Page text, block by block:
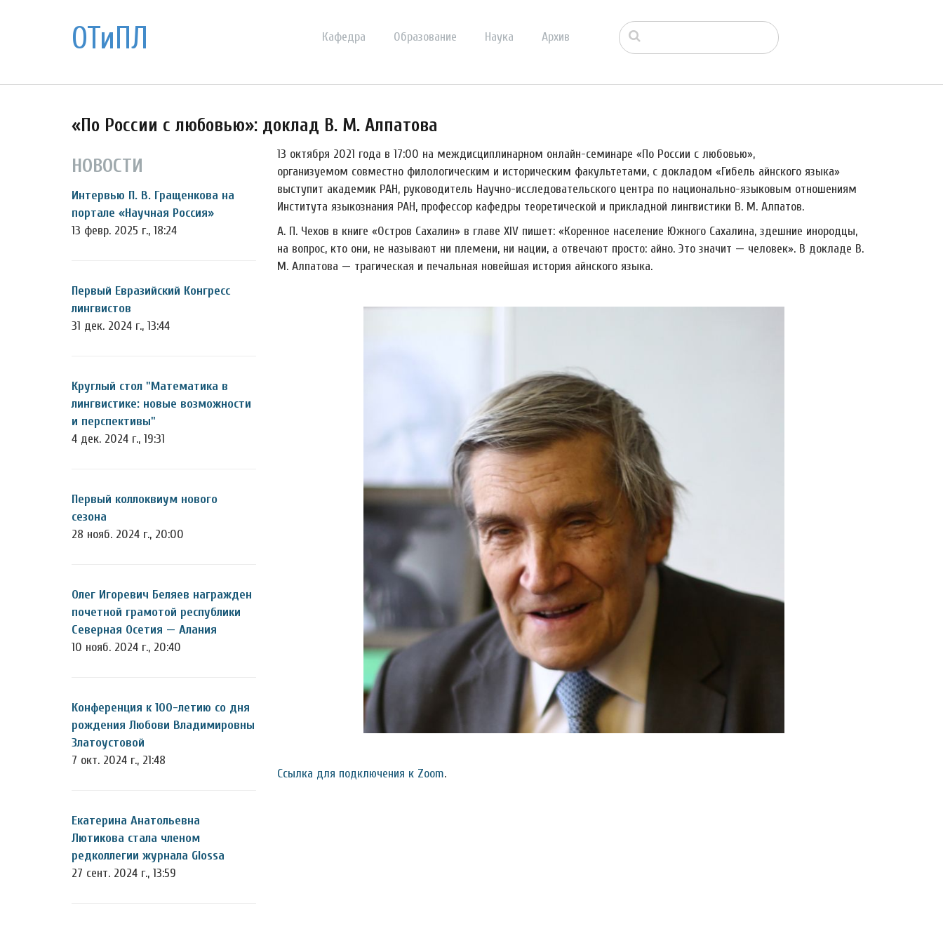
ОТиПЛ Кафедра Образование Наука Архив
«По России с любовью»: доклад В. М. Алпатова
НОВОСТИ
Интервью П. В. Гращенкова на
портале «Научная Россия»
13 февр. 2025 г., 18:24
Первый Евразийский Конгресс
лингвистов
31 дек. 2024 г., 13:44
Круглый стол "Математика в
лингвистике: новые возможности
и перспективы"
4 дек. 2024 г., 19:31
Первый коллоквиум нового
сезона
28 нояб. 2024 г., 20:00
Олег Игоревич Беляев награжден
почетной грамотой республики
Северная Осетия — Алания
10 нояб. 2024 г., 20:40
Конференция к 100-летию со дня
рождения Любови Владимировны
Златоустовой
7 окт. 2024 г., 21:48
Екатерина Анатольевна
Лютикова стала членом
редколлегии журнала Glossa
27 сент. 2024 г., 13:59
13 октября 2021 года в 17:00 на междисциплинарном онлайн-семинаре «По России с любовью»,
организуемом совместно филологическим и историческим факультетами, с докладом «Гибель айнского языка»
выступит академик РАН, руководитель Научно-исследовательского центра по национально-языковым отношениям
Института языкознания РАН, профессор кафедры теоретической и прикладной лингвистики В. М. Алпатов.
А. П. Чехов в книге «Остров Сахалин» в главе XIV пишет: «Коренное население Южного Сахалина, здешние инородцы,
на вопрос, кто они, не называют ни племени, ни нации, а отвечают просто: айно. Это значит — человек». В докладе В.
М. Алпатова — трагическая и печальная новейшая история айнского языка.
Ссылка для подключения к Zoom.